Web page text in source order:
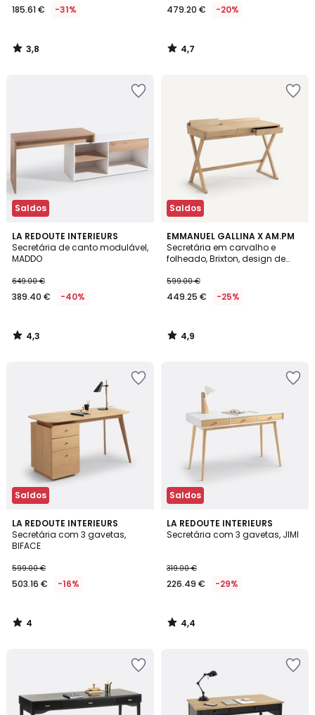
185.61 € -31%
3,8
/
479.20 € -20%
4,7
/
Saldos
LA REDOUTE INTERIEURS
Secretária de canto modulável,
MADDO
649.00 €
389.40 € -40%
4,3
/ 5
4,3
/
Saldos
EMMANUEL GALLINA X AM.PM
Secretária em carvalho e
folheado, Brixton, design de
599.00 €
449.25 € -25%
4,9
/ 5
4,9
/
Saldos
LA REDOUTE INTERIEURS
Secretária com 3 gavetas,
BIFACE
599.00 €
503.16 € -16%
4
/
5
4
/
Saldos
LA REDOUTE INTERIEURS
Secretária com 3 gavetas, JIMI
319.00 €
226.49 € -29%
4,4
/ 5
4,4
/